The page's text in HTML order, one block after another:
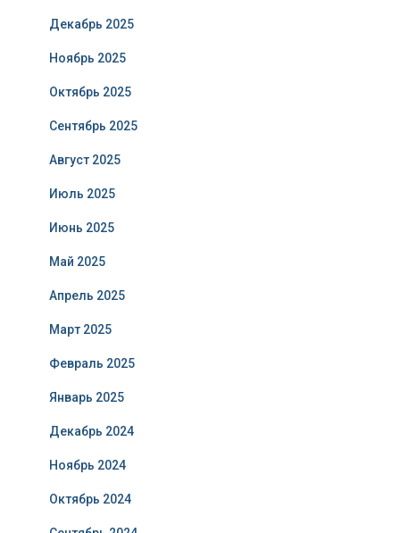
Декабрь 2025
Ноябрь 2025
Октябрь 2025
Сентябрь 2025
Август 2025
Июль 2025
Июнь 2025
Май 2025
Апрель 2025
Март 2025
Февраль 2025
Январь 2025
Декабрь 2024
Ноябрь 2024
Октябрь 2024